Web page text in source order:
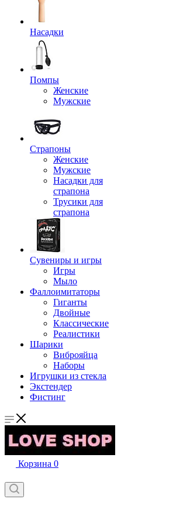
Насадки
Помпы
Женские
Мужские
Страпоны
Женские
Мужские
Насадки для
страпона
Трусики для
страпона
Сувениры и игры
Игры
Мыло
Фаллоимитаторы
Гиганты
Двойные
Классические
Реалистики
Шарики
Виброяйца
Наборы
Игрушки из стекла
Экстендер
Фистинг
Корзина 0